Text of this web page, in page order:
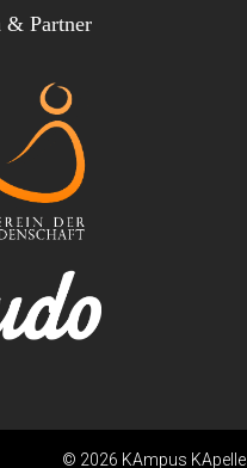
& Partner
© 2026 KAmpus KApelle